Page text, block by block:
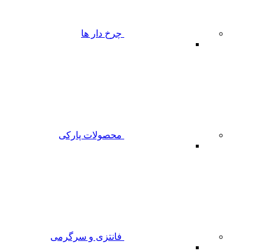
چرخ دار ها
محصولات پارکی
فانتزی و سرگرمی